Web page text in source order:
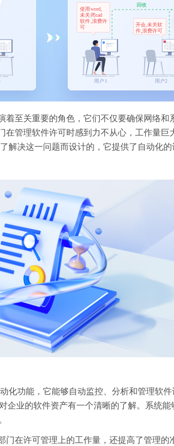
着至关重要的角色，它们不仅要确保网络
在管理软件许可时感到力不从心，工作量
解决这一问题而设计的，它提供了自动化
化功能，它能够自动监控、分析和管理软
企业的软件资产有一个清晰的了解。系统
门在许可管理上的工作量，还提高了管理